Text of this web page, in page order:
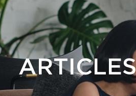
ARTICLES